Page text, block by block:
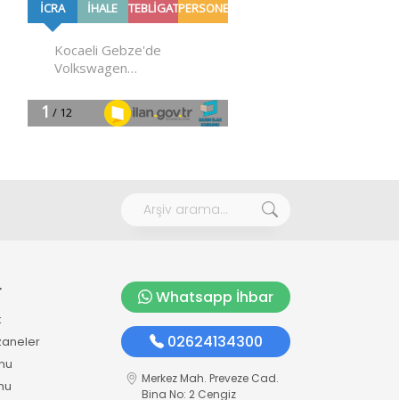
Whatsapp İhbar
02624134300
Merkez Mah. Preveze Cad.
Bina No: 2 Cengiz